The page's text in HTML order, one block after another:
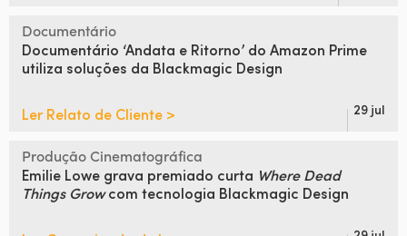
Documentário
Documentário ‘Andata e Ritorno’ do Amazon Prime
utiliza soluções da Blackmagic Design
Ler Relato de Cliente > 29 jul
Produção Cinematográfica
Emilie Lowe grava premiado curta Where Dead
Things Grow com tecnologia Blackmagic Design